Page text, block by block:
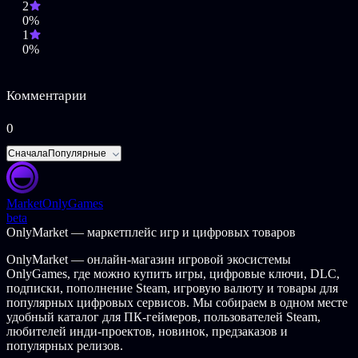
2
0%
1
0%
Комментарии
0
СначалаПопулярные
MarketOnlyGames
beta
OnlyMarket — маркетплейс игр и цифровых товаров
OnlyMarket — онлайн-магазин игровой экосистемы
OnlyGames, где можно купить игры, цифровые ключи, DLC,
подписки, пополнение Steam, игровую валюту и товары для
популярных цифровых сервисов. Мы собираем в одном месте
удобный каталог для ПК-геймеров, пользователей Steam,
любителей инди-проектов, новинок, предзаказов и
популярных релизов.